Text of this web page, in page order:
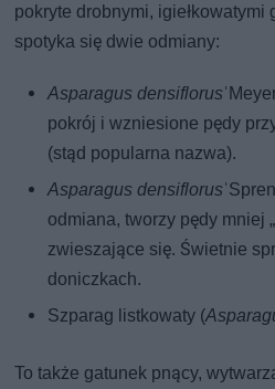
pokryte drobnymi, igiełkowatymi
spotyka się dwie odmiany:
Asparagus densiflorus
pokrój i wzniesione pędy
(stąd popularna nazwa).
Asparagus densiflorus
odmiana, tworzy pędy mniej
zwieszające się. Świetnie
doniczkach.
Szparag listkowaty (
To także gatunek pnący,